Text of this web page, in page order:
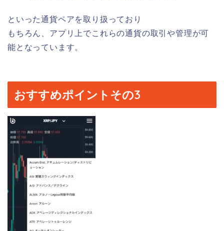
といった通貨ペアを取り扱っており
もちろん、アプリ上でこれらの通貨の取引や管理が可
能となっています。
おすすめポイントその3